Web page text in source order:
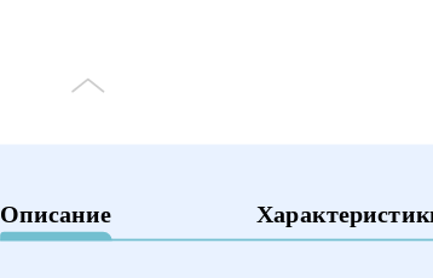
Описание